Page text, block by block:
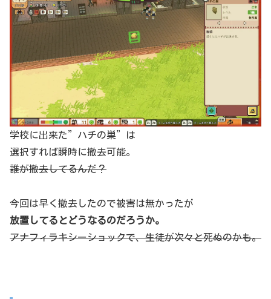
学校に出来た”ハチの巣”は
選択すれば瞬時に撤去可能。
誰が撤去してるんだ？
今回は早く撤去したので被害は無かったが
放置してるとどうなるのだろうか。
アナフィラキシーショックで、生徒が次々と死ぬのかも。